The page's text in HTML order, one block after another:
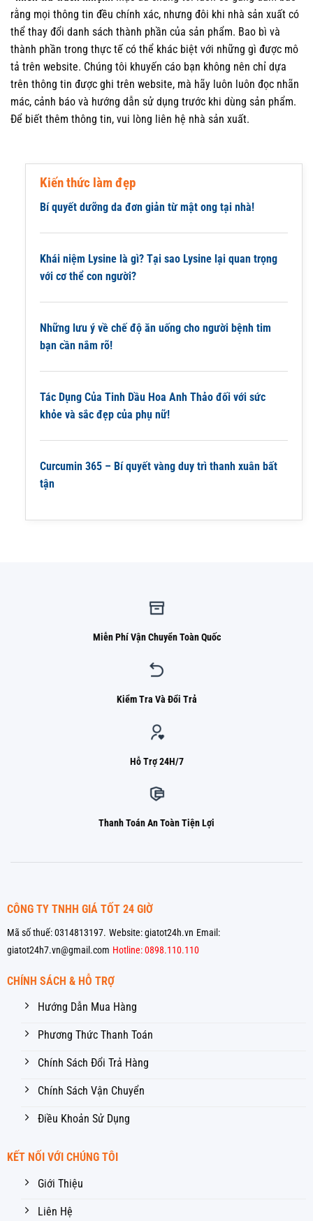
rằng mọi thông tin đều chính xác, nhưng đôi khi nhà sản xuất có
thể thay đổi danh sách thành phần của sản phẩm. Bao bì và
thành phần trong thực tế có thể khác biệt với những gì được mô
tả trên website. Chúng tôi khuyến cáo bạn không nên chỉ dựa
trên thông tin được ghi trên website, mà hãy luôn luôn đọc nhãn
mác, cảnh báo và hướng dẫn sử dụng trước khi dùng sản phẩm.
Để biết thêm thông tin, vui lòng liên hệ nhà sản xuất.
Kiến thức làm đẹp
Bí quyết dưỡng da đơn giản từ mật ong tại nhà!
Khái niệm Lysine là gì? Tại sao Lysine lại quan trọng
với cơ thể con người?
Những lưu ý về chế độ ăn uống cho người bệnh tim
bạn cần nắm rõ!
Tác Dụng Của Tinh Dầu Hoa Anh Thảo đối với sức
khỏe và sắc đẹp của phụ nữ!
Curcumin 365 – Bí quyết vàng duy trì thanh xuân bất
tận
Miễn Phí Vận Chuyển Toàn Quốc
Kiểm Tra Và Đổi Trả
Hỗ Trợ 24H/7
Thanh Toán An Toàn Tiện Lợi
CÔNG TY TNHH GIÁ TỐT 24 GIỜ
Mã số thuế: 0314813197. Website: giatot24h.vn Email:
giatot24h7.vn@gmail.com Hotline: 0898.110.110
CHÍNH SÁCH & HỖ TRỢ
Hướng Dẫn Mua Hàng
Phương Thức Thanh Toán
Chính Sách Đổi Trả Hàng
Chính Sách Vận Chuyển
Điều Khoản Sử Dụng
KẾT NỐI VỚI CHÚNG TÔI
Giới Thiệu
Liên Hệ